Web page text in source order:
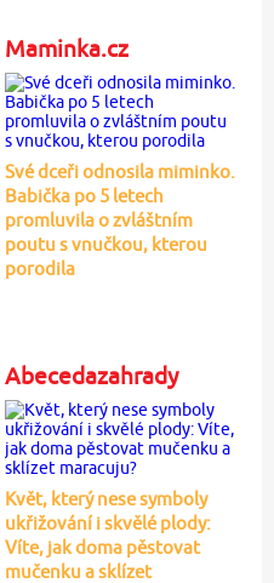
Maminka.cz
Své dceři odnosila miminko.
Babička po 5 letech
promluvila o zvláštním
poutu s vnučkou, kterou
porodila
Abecedazahrady
Květ, který nese symboly
ukřižování i skvělé plody:
Víte, jak doma pěstovat
mučenku a sklízet